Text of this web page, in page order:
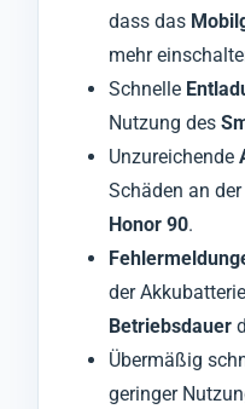
dass das
mehr
Schnelle
Nutzung des
Unzureichende
Schäden an
Honor 90.
der
Betriebsdauer
Übermäßig
geringer